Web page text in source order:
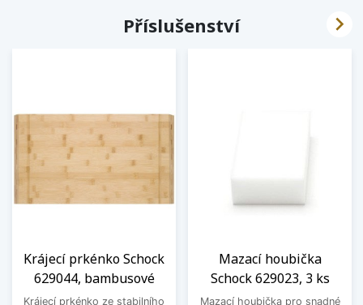
Příslušenství
Krájecí prkénko Schock
629044, bambusové
Krájecí prkénko ze stabilního
Mazací houbička
Schock 629023, 3 ks
Mazací houbička pro snadné
